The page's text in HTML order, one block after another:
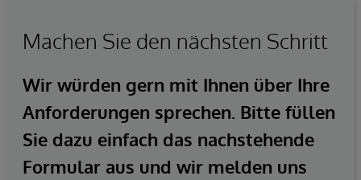
Machen Sie den nächsten Schritt
Wir würden gern mit Ihnen über Ihre
Anforderungen sprechen. Bitte füllen
Sie dazu einfach das nachstehende
Formular aus und wir melden uns